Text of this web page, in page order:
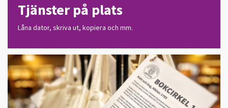
Tjänster på plats
Låna dator, skriva ut, kopiera och mm.